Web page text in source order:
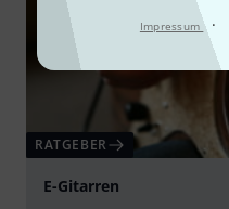
Impressum ·
RATGEBER
E-Gitarren